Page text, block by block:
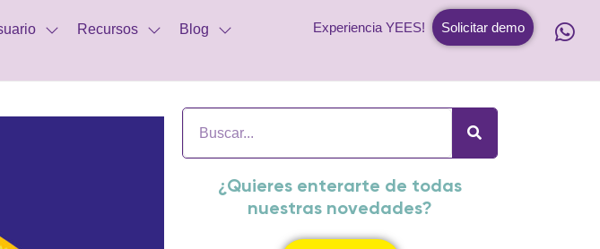
Recursos Blog Experiencia YEES! Solicitar demo
¿Quieres enterarte de todas
nuestras novedades?